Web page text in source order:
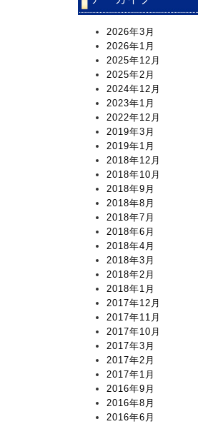
2026年3月
2026年1月
2025年12月
2025年2月
2024年12月
2023年1月
2022年12月
2019年3月
2019年1月
2018年12月
2018年10月
2018年9月
2018年8月
2018年7月
2018年6月
2018年4月
2018年3月
2018年2月
2018年1月
2017年12月
2017年11月
2017年10月
2017年3月
2017年2月
2017年1月
2016年9月
2016年8月
2016年6月